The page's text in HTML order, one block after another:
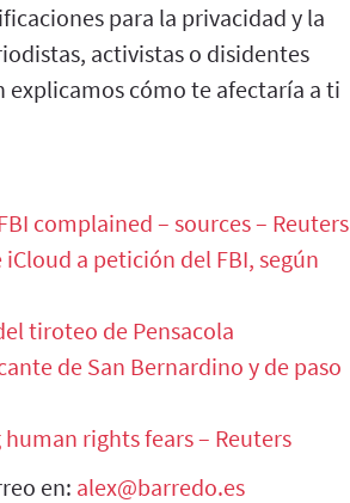
para la privacidad y la
activistas o disidentes
cómo te afectaría a ti
complained – sources – Reuters
a petición del FBI, según
tiroteo de Pensacola
de San Bernardino y de paso
rights fears – Reuters
en: alex@barredo.es